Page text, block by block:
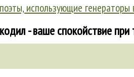
использующие
- ваше спокойствие при